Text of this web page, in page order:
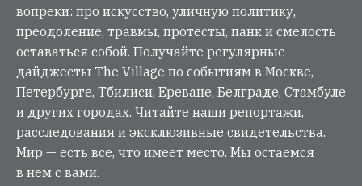
вопреки: про искусство, уличную политику,
преодоление, травмы, протесты, панк и смелость
оставаться собой. Получайте регулярные
дайджесты The Village по событиям в Москве,
Петербурге, Тбилиси, Ереване, Белграде, Стамбуле
и других городах. Читайте наши репортажи,
расследования и эксклюзивные свидетельства.
Мир — есть все, что имеет место. Мы остаемся
в нем с вами.